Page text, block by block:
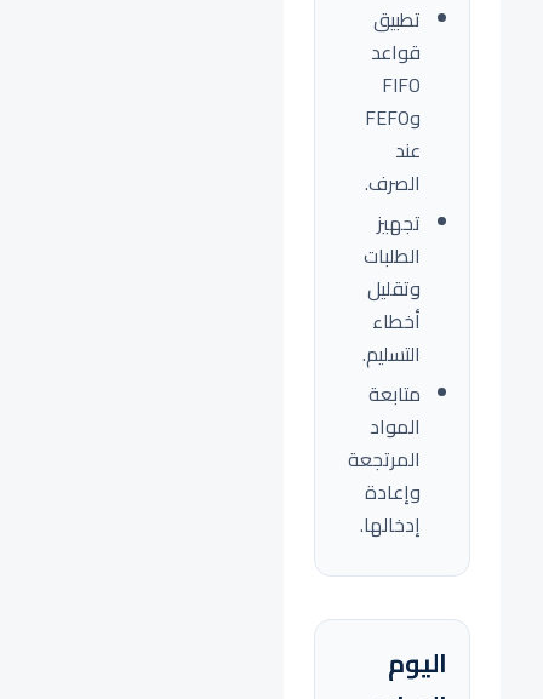
تطبيق
قواعد
FIFO
وFEFO
عند
الصرف.
تجهيز
الطلبات
وتقليل
أخطاء
التسليم.
متابعة
المواد
المرتجعة
وإعادة
إدخالها.
اليوم